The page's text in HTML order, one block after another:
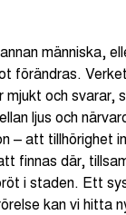
människa,
förändras.
och svarar,
ljus och
– att tillhörighet
finnas där,
i staden. Ett
kan vi hitta